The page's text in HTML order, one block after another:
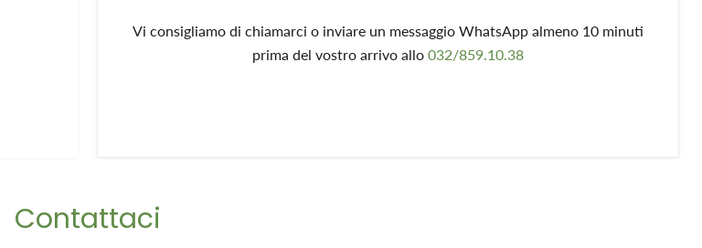
Vi consigliamo di chiamarci o inviare un messaggio WhatsApp almeno 10 minuti
prima del vostro arrivo allo 032/859.10.38
Contattaci